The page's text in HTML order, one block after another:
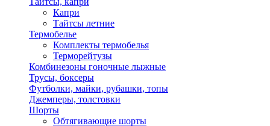
Капри
Тайтсы летние
Термобелье
Комплекты термобелья
Терморейтузы
Комбинезоны гоночные лыжные
Трусы, боксеры
Футболки, майки, рубашки, топы
Джемперы, толстовки
Шорты
Обтягивающие шорты